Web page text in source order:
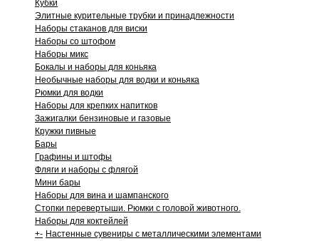
Кубки
Элитные курительные трубки и принадлежности
Наборы стаканов для виски
Наборы со штофом
Наборы микс
Бокалы и наборы для коньяка
Необычные наборы для водки и коньяка
Рюмки для водки
Наборы для крепких напитков
Зажигалки бензиновые и газовые
Кружки пивные
Бары
Графины и штофы
Фляги и наборы с флягой
Мини бары
Наборы для вина и шампанского
Стопки перевертыши. Рюмки с головой животного.
Наборы для коктейлей
+- Настенные сувениры с металлическими элементами